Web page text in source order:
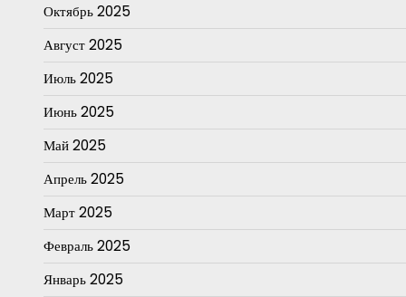
Октябрь 2025
Август 2025
Июль 2025
Июнь 2025
Май 2025
Апрель 2025
Март 2025
Февраль 2025
Январь 2025